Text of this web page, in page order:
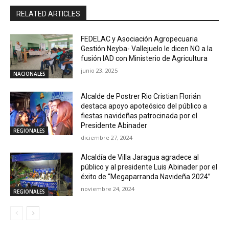
RELATED ARTICLES
NACIONALES
FEDELAC y Asociación Agropecuaria
Gestión Neyba- Vallejuelo le dicen NO a la
fusión IAD con Ministerio de Agricultura
junio 23, 2025
REGIONALES
Alcalde de Postrer Rio Cristian Florián
destaca apoyo apoteósico del público a
fiestas navideñas patrocinada por el
Presidente Abinader
diciembre 27, 2024
REGIONALES
Alcaldía de Villa Jaragua agradece al
público y al presidente Luis Abinader por el
éxito de “Megaparranda Navideña 2024”
noviembre 24, 2024